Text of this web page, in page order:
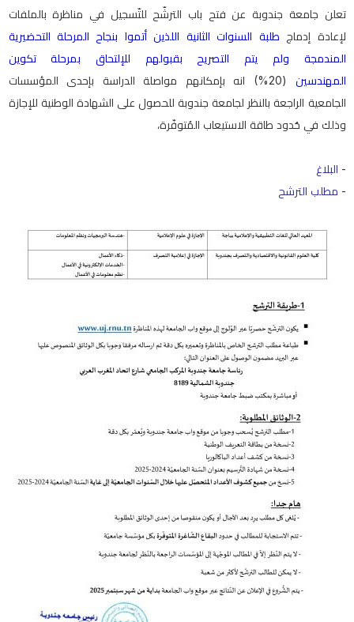
تعلن جامعة جندوبة عن فتح باب الترشّح للتّسجيل في مناظرة بالملفات
لإعادة إدماج طلبة السنوات الثانية اللذين أتموا بنجاح المرحلة التحضيرية
المندمجة ولم يتم التصريح بقبولهم للإلتحاق بمرحلة تكوين
المهندسين
(20%) انه بإمكانهم مواصلة الدراسة بإحدى المؤسسات
الجامعية الراجعة بالنظر لجامعة جندوبة للحصول على الشهادة الوطنية للإجازة
وذلك في حُدود طاقة الاستيعاب المُتوفّرة،
- البلاغ
- مطلب الترشح